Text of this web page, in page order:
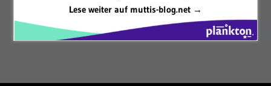
Lese weiter auf muttis-blog.net →